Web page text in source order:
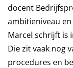
docent
ambitieniveau en
Marcel schrijft is
Die zit vaak nog
procedures en